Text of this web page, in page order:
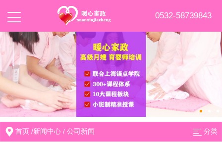
0532-58739843
首页 /新闻中心 /公司新闻 分类